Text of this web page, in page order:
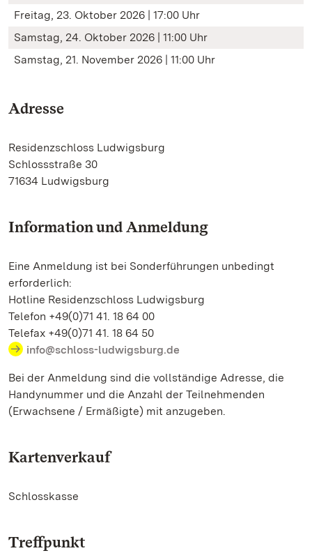
Freitag, 23. Oktober 2026 | 17:00 Uhr
Samstag, 24. Oktober 2026 | 11:00 Uhr
Samstag, 21. November 2026 | 11:00 Uhr
Adresse
Residenzschloss Ludwigsburg
Schlossstraße 30
71634 Ludwigsburg
Information und Anmeldung
Eine Anmeldung ist bei Sonderführungen unbedingt
erforderlich:
Hotline Residenzschloss Ludwigsburg
Telefon +49(0)71 41. 18 64 00
Telefax +49(0)71 41. 18 64 50
info@schloss-ludwigsburg.de
Bei der Anmeldung sind die vollständige Adresse, die
Handynummer und die Anzahl der Teilnehmenden
(Erwachsene / Ermäßigte) mit anzugeben.
Kartenverkauf
Schlosskasse
Treffpunkt